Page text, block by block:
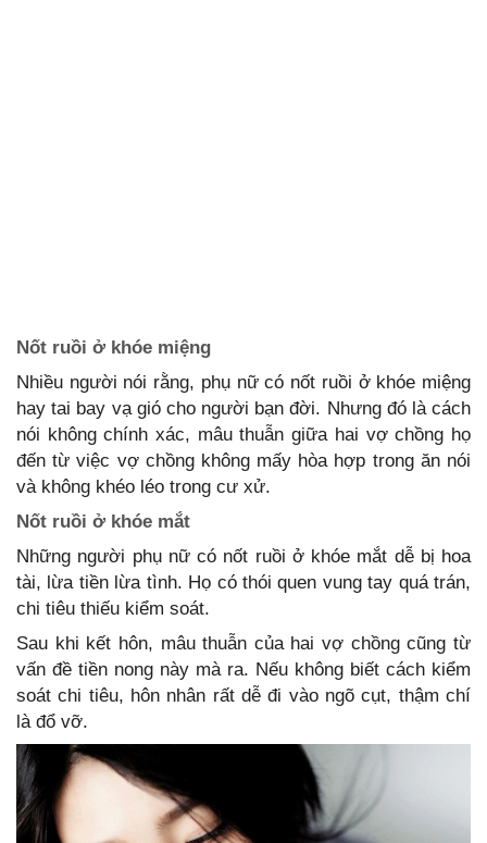
Nốt ruồi ở khóe miệng
Nhiều người nói rằng, phụ nữ có nốt ruồi ở khóe miệng
hay tai bay vạ gió cho người bạn đời. Nhưng đó là cách
nói không chính xác, mâu thuẫn giữa hai vợ chồng họ
đến từ việc vợ chồng không mấy hòa hợp trong ăn nói
và không khéo léo trong cư xử.
Nốt ruồi ở khóe mắt
Những người phụ nữ có nốt ruồi ở khóe mắt dễ bị hoa
tài, lừa tiền lừa tình. Họ có thói quen vung tay quá trán,
chi tiêu thiếu kiểm soát.
Sau khi kết hôn, mâu thuẫn của hai vợ chồng cũng từ
vấn đề tiền nong này mà ra. Nếu không biết cách kiểm
soát chi tiêu, hôn nhân rất dễ đi vào ngõ cụt, thậm chí
là đổ vỡ.